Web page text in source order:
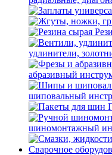
удлинители,
абразивный
шиповальный
шиномонтажный
Сварочное